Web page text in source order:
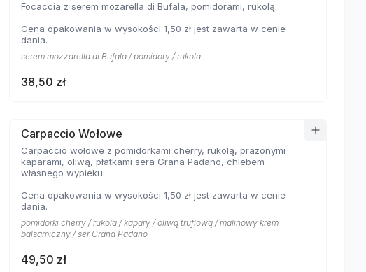
Focaccia z serem mozarella di Bufala, pomidorami, rukolą.
Cena opakowania w wysokości 1,50 zł jest zawarta w cenie
dania.
serem mozzarella di Bufala / pomidory / rukola
38,50 zł
Carpaccio Wołowe
Carpaccio wołowe z pomidorkami cherry, rukolą, prażonymi
kaparami, oliwą, płatkami sera Grana Padano, chlebem
własnego wypieku.
Cena opakowania w wysokości 1,50 zł jest zawarta w cenie
dania.
pomidorki cherry / rukola / kapary / oliwą truflową / malinowy krem
balsamiczny / ser Grana Padano
49,50 zł